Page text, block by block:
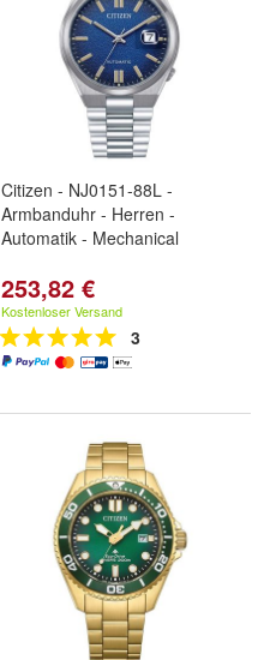
Citizen - NJ0151-88L -
Armbanduhr - Herren -
Automatik - Mechanical
253,82 €
Kostenloser Versand
3